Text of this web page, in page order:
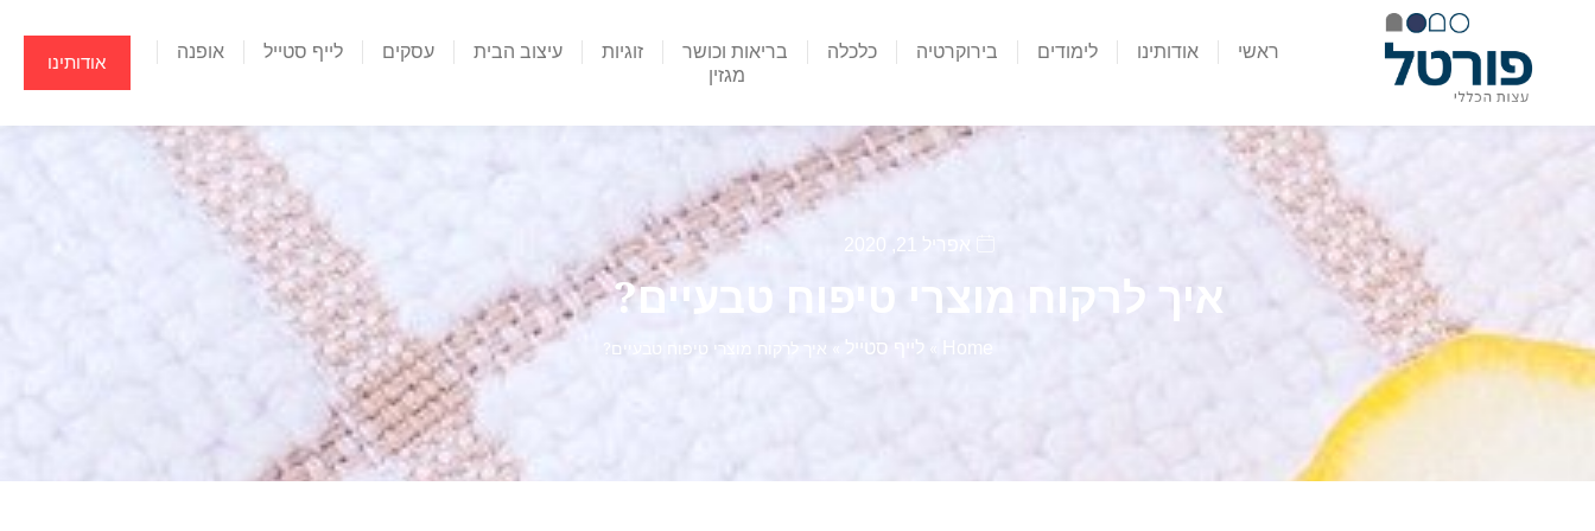
ראשי אודותינו לימודים בירוקרטיה כלכלה בריאות וכושר זוגיות עיצוב הבית עסקים לייף סטייל
אופנה
מגזין
אודותינו
אפריל 21, 2020
איך לרקוח מוצרי טיפוח טבעיים?
Home לייף סטייל איך לרקוח מוצרי טיפוח טבעיים?